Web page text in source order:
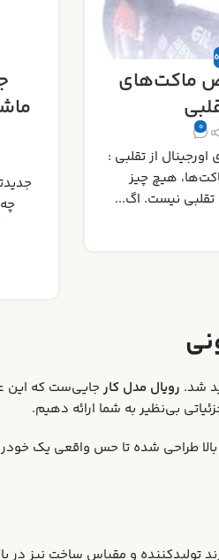
های ماکت
چه مدل‌هایی
0
جدیدترین رونمایی‌ های ماکت ماشین ۲۰۲۵ : منتظر
جذاب ماکت‌های
و ارائه
جامع
شد. رویال مدل کار جایی‌ست که این
بی‌نظیر به شما ارائه دهیم.
طراحی شده تا حس واقعی یک
تولیدکننده و مقیاس ساخت نیز در